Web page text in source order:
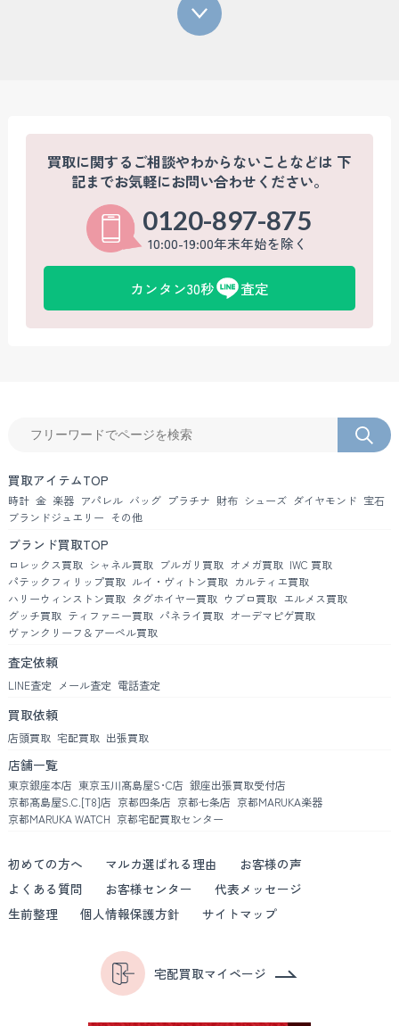
買取に関するご相談やわからないことなどは 下
記までお気軽にお問い合わせください。
0120-897-875
10:00-19:00年末年始を除く
カンタン30秒 査定
買取アイテムTOP
時計 金 楽器 アパレル バッグ プラチナ 財布 シューズ ダイヤモンド 宝石
ブランドジュエリー その他
ブランド買取TOP
ロレックス買取 シャネル買取 ブルガリ買取 オメガ買取 IWC 買取
パテックフィリップ買取 ルイ・ヴィトン買取 カルティエ買取
ハリーウィンストン買取 タグホイヤー買取 ウブロ買取 エルメス買取
グッチ買取 ティファニー買取 パネライ買取 オーデマピゲ買取
ヴァンクリーフ＆アーペル買取
査定依頼
LINE査定 メール査定 電話査定
買取依頼
店頭買取 宅配買取 出張買取
店舗一覧
東京銀座本店 東京玉川髙島屋S･C店 銀座出張買取受付店
京都髙島屋S.C.[T8]店 京都四条店 京都七条店 京都MARUKA楽器
京都MARUKA WATCH 京都宅配買取センター
初めての方へ マルカ選ばれる理由
お客様の声
よくある質問
お客様センター
代表メッセージ
生前整理
個人情報保護方針 サイトマップ
宅配買取マイページ